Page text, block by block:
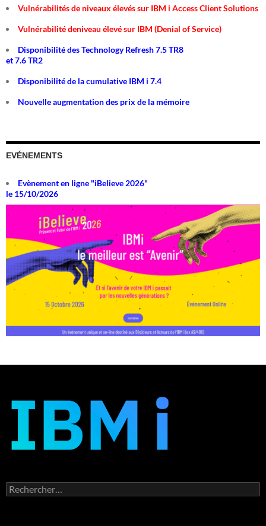
Vulnérabilités de niveaux élevés sur IBM i Access Client Solutions
Vulnérabilité deniveau élevé sur IBM (Denial of Service)
Disponibilité des Technology Refresh 7.5 TR8
et 7.6 TR2
Disponibilité de la cumulative IBM i 7.4
Nouvelle augmentation des prix de la mémoire
EVÉNEMENTS
Evènement en ligne "iBelieve 2026"
le 15/10/2026
Rechercher :